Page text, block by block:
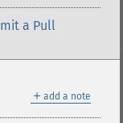
a Pull
＋ add a note